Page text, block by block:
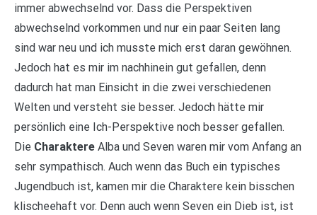
immer abwechselnd vor. Dass die Perspektiven
abwechselnd vorkommen und nur ein paar Seiten lang
sind war neu und ich musste mich erst daran gewöhnen.
Jedoch hat es mir im nachhinein gut gefallen, denn
dadurch hat man Einsicht in die zwei verschiedenen
Welten und versteht sie besser. Jedoch hätte mir
persönlich eine Ich-Perspektive noch besser gefallen.
Die Charaktere Alba und Seven waren mir vom Anfang an
sehr sympathisch. Auch wenn das Buch ein typisches
Jugendbuch ist, kamen mir die Charaktere kein bisschen
klischeehaft vor. Denn auch wenn Seven ein Dieb ist, ist